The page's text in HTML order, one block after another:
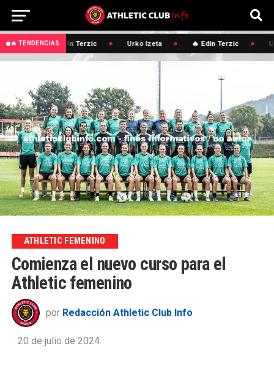
🔥 TENDENCIAS🔥 Edin Terzic Urko Izeta 🔥 Edin Terzic
ATHLETIC FEMENINO
Comienza el nuevo curso para el
Athletic femenino
por Redacción Athletic Club Info
20 de julio de 2024